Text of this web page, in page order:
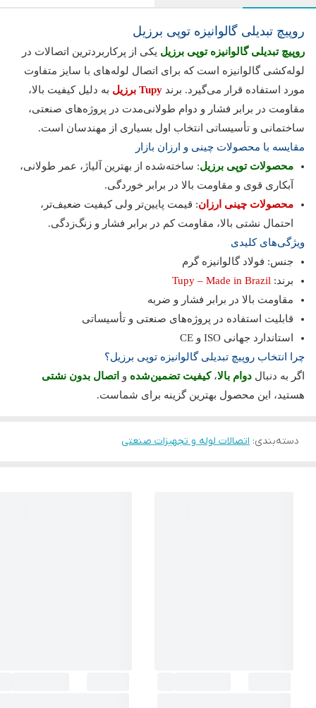
روپیچ تبدیلی گالوانیزه توپی برزیل
روپیچ تبدیلی گالوانیزه توپی برزیل یکی از پرکاربردترین اتصالات در
لوله‌کشی گالوانیزه است که برای اتصال لوله‌های با سایز متفاوت
مورد استفاده قرار می‌گیرد. برند Tupy برزیل
به دلیل کیفیت بالا،
مقاومت در برابر فشار و دوام طولانی‌مدت در پروژه‌های صنعتی،
ساختمانی و تأسیساتی انتخاب اول بسیاری از مهندسان است.
مقایسه با محصولات چینی و ارزان بازار
محصولات توپی برزیل: ساخته‌شده از بهترین آلیاژ، عمر طولانی،
آبکاری قوی و مقاومت بالا در برابر خوردگی.
محصولات چینی ارزان: قیمت پایین‌تر ولی کیفیت ضعیف‌تر،
احتمال نشتی بالا، مقاومت کم در برابر فشار و زنگ‌زدگی.
ویژگی‌های کلیدی
جنس: فولاد گالوانیزه گرم
برند: Tupy – Made in Brazil
مقاومت بالا در برابر فشار و ضربه
قابلیت استفاده در پروژه‌های صنعتی و تأسیساتی
استاندارد جهانی ISO و CE
چرا انتخاب روپیچ تبدیلی گالوانیزه توپی برزیل؟
اگر به دنبال دوام بالا،کیفیت تضمین‌شده و اتصال بدون نشتی
هستید، این محصول بهترین گزینه برای شماست.
دسته‌بندی: اتصالات لوله و تجهیزات صنعتی